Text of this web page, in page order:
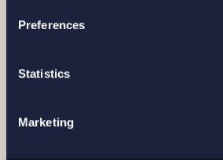
Preferences
Statistics
Marketing
ARTIKEL |